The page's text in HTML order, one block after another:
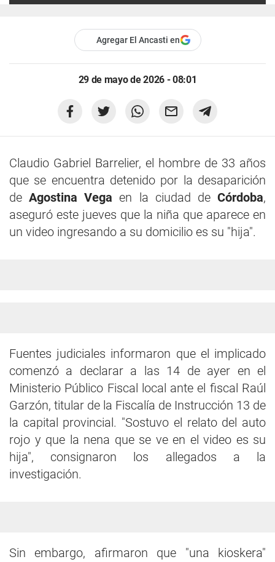
Agregar El Ancasti en
29 de mayo de 2026 - 08:01
Claudio Gabriel Barrelier, el hombre de 33 años
que se encuentra detenido por la desaparición
deAgostina Vega en la ciudad deCórdoba,
aseguró este jueves que la niña que aparece en
un video ingresando a su domicilio es su "hija".
Fuentes judiciales informaron que el implicado
comenzó a declarar a las 14 de ayer en el
Ministerio Público Fiscal local ante el fiscal Raúl
Garzón, titular de la Fiscalía de Instrucción 13 de
la capital provincial. "Sostuvo el relato del auto
rojo y que la nena que se ve en el video es su
hija", consignaron los allegados a la
investigación.
Sin embargo, afirmaron que "una kioskera"